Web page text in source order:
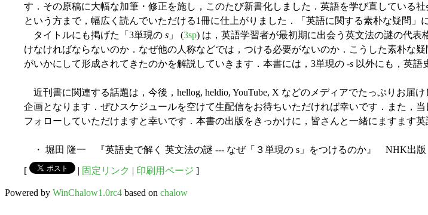
す．その原稿に大幅な加筆・修正を施し，このたび新書化しました．英語を学び直している
という方まで，幅広く読んでいただける1冊に仕上がりました．「英語に関する素朴な疑問
タイトルにも掲げた「3単現の s 」 (3sp) は，英語学習者が最初期に出会う英文法の謎の代
けなければならないのか．なぜ他の人称などでは，つける必要がないのか．こうした素朴な
がいかにして形成されてきたのかを解説していきます．本書には，3単現の -s 以外にも，英語
近刊書に関連する話題は，今後，hellog, heldio, YouTube, X などのメディアでたっぷりお届
企画となります．ぜひスケジュールを空けて生配信をお待ちいただければ幸いです．また，
フォローしていただけますと幸いです．本書の出版をきっかけに，皆さんと一緒にますます
・ 堀田 隆一 『英語史で解く 英文法の謎 --- なぜ「３単現の s」をつけるのか』 NHK出版
[ | 固定リンク | 印刷用ページ ]
Powered by WinChalow1.0rc4 based on chalow